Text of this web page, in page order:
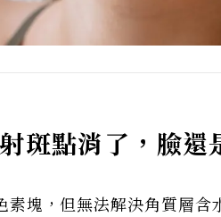
斑點消了，臉還
素塊，但無法解決角質層